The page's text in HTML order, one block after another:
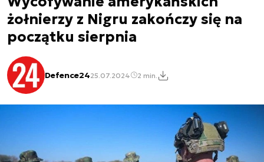
żołnierzy z Nigru zakończy się na
początku sierpnia
Defence2425.07.2024 2 min.